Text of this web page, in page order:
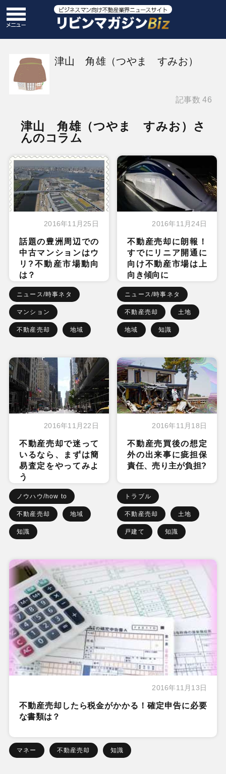
津山 角雄（つやま すみお）
記事数 46
津山 角雄（つやま すみお）さ
んのコラム
2016年11月25日
話題の豊洲周辺での
中古マンションはウ
リ?不動産市場動向
は？
ニュース/時事ネタ
マンション
不動産売却 地域
2016年11月24日
不動産売却に朗報！
すでにリニア開通に
向け不動産市場は上
向き傾向に
ニュース/時事ネタ
不動産売却 土地
地域 知識
2016年11月22日
不動産売却で迷って
いるなら、まずは簡
易査定をやってみよ
う
ノウハウ/how to
不動産売却 地域
知識
2016年11月18日
不動産売買後の想定
外の出来事に疵担保
責任、売り主が負担?
トラブル
不動産売却 土地
戸建て 知識
2016年11月13日
不動産売却したら税金がかかる！確定申告に必要
な書類は？
マネー 不動産売却 知識